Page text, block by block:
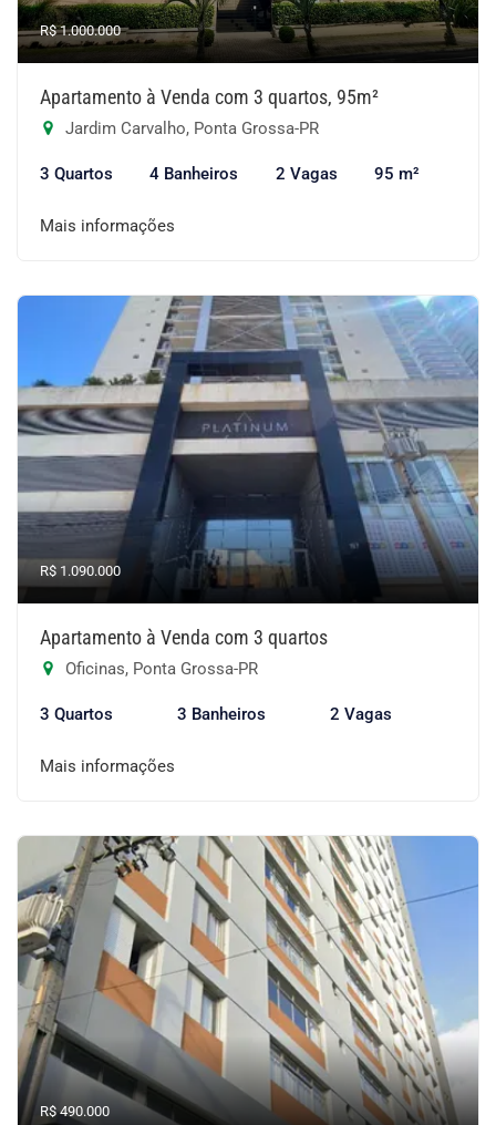
R$ 1.000.000
Apartamento à Venda com 3 quartos, 95m²
Jardim Carvalho, Ponta Grossa-PR
3 Quartos 4 Banheiros 2 Vagas 95 m²
Mais informações
R$ 1.090.000
Apartamento à Venda com 3 quartos
Oficinas, Ponta Grossa-PR
3 Quartos 3 Banheiros 2 Vagas
Mais informações
R$ 490.000